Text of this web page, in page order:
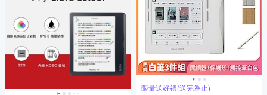
限量送好禮(送完為止)